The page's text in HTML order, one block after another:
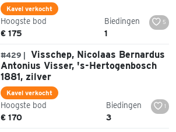
Kavel verkocht
Hoogste bod
€ 175
Biedingen
1
5
#429 |
Visschep, Nicolaas Bernardus
Antonius Visser, 's-Hertogenbosch
1881, zilver
Kavel verkocht
Hoogste bod
€ 170
Biedingen
3
1